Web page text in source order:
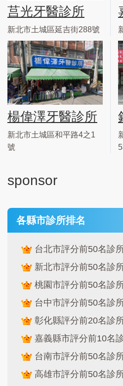
莒光牙醫診所
新北市土城區延吉街288號
楊偉澤牙醫診所
新北市土城區和平路4之1
號
sponsor
各縣市診所排名
台北市評分前50名診
新北市評分前50名診
桃園市評分前50名診
台中市評分前50名診
彰化縣評分前20名診
嘉義縣市評分前10名
台南市評分前50名診
高雄市評分前50名診